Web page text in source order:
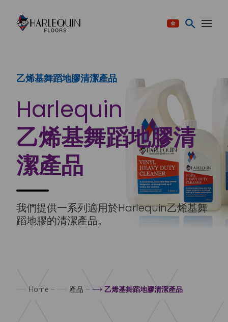
乙烯基舞蹈地膠清潔產品
Harlequin
乙烯基舞蹈地膠清
潔產品
我們提供一系列適用於Harlequin乙烯基舞
蹈地膠的清潔產品。
Home – 產品 – 乙烯基舞蹈地膠清潔產品